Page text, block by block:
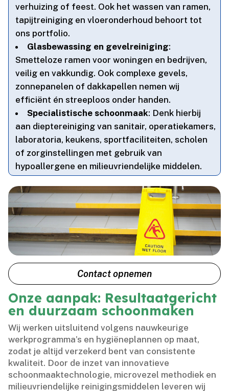
verhuizing of feest.​ Ook het wassen van ramen,
tapijtreiniging en vloeronderhoud behoort tot
ons portfolio.​
Glasbewassing en gevelreiniging:
Smetteloze ramen voor woningen en bedrijven,
veilig en vakkundig.​ Ook complexe gevels,
zonnepanelen of dakkapellen nemen wij
efficiënt én streeploos onder handen.​
Specialistische schoonmaak: Denk hierbij
aan dieptereiniging van sanitair, operatiekamers,
laboratoria, keukens, sportfaciliteiten, scholen
of zorginstellingen met gebruik van
hypoallergene en milieuvriendelijke middelen.​
Contact opnemen
Onze aanpak: Resultaatgericht
en duurzaam schoonmaken
Wij werken uitsluitend volgens nauwkeurige
werkprogramma’s en hygiëneplannen op maat,
zodat je altijd verzekerd bent van consistente
kwaliteit.​ Door de inzet van innovatieve
schoonmaaktechnologie, microvezel methodiek en
milieuvriendelijke reinigingsmiddelen leveren wij